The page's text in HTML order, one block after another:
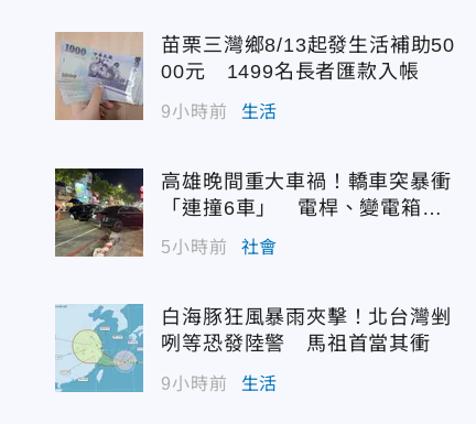
苗栗三灣鄉8/13起發生活補助50
00元 1499名長者匯款入帳
9小時前 生活
高雄晚間重大車禍！轎車突暴衝
「連撞6車」 電桿、變電箱全
遭殃
5小時前 社會
白海豚狂風暴雨夾擊！北台灣剉
咧等恐發陸警 馬祖首當其衝
9小時前 生活